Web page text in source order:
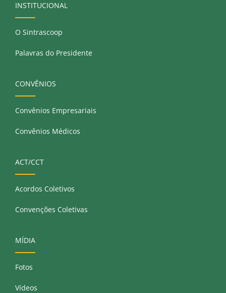
INSTITUCIONAL
O Sintrascoop
Palavras do Presidente
CONVÊNIOS
Convênios Empresariais
Convênios Médicos
ACT/CCT
Acordos Coletivos
Convenções Coletivas
MÍDIA
Fotos
Vídeos